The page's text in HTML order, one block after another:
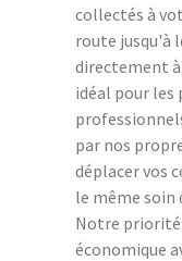
collectés à
route jusqu'à
directement à
idéal pour
par nos
déplacer vos
le même soin
Notre priorité
économique